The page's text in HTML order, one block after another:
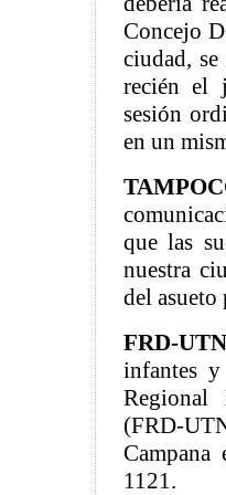
Concejo
ciudad,
recién el
sesión
en un
que las
nuestra
del asueto
FRD-
infantes y
Regional
(FRD-
1121.